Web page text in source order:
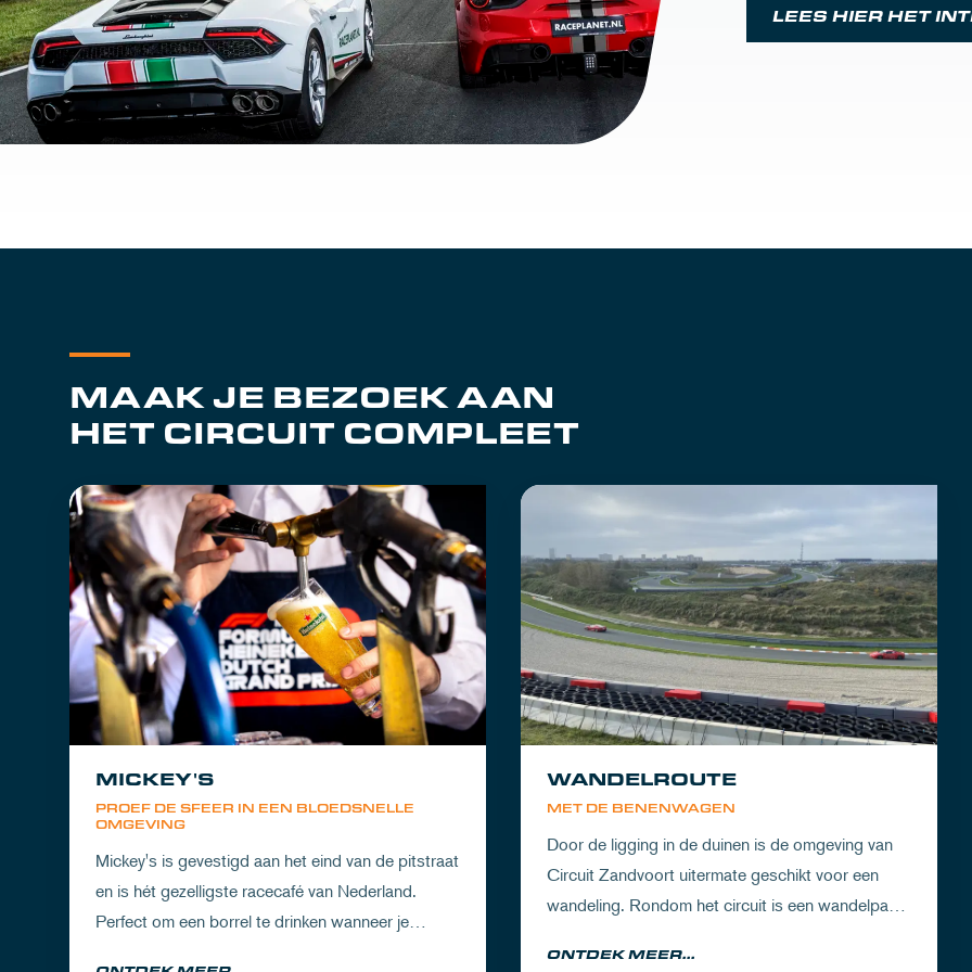
LEES HIER HET
MAAK JE BEZOEK AAN
HET CIRCUIT COMPLEET
PROEF DE SFEER IN EEN BLOEDSNELLE
OMGEVING
MICKEY'S
Mickey's is gevestigd aan het eind van de pitstraat
en is hét gezelligste racecafé van Nederland.
Perfect om een borrel te drinken wanneer je
MET DE BENENWAGEN
WANDELROUTE
Door de ligging in de duinen is de omgeving van
Circuit Zandvoort uitermate geschikt voor een
wandeling. Rondom het circuit is een wandelpad
natuur als de racetrack.
ONTDEK MEER...